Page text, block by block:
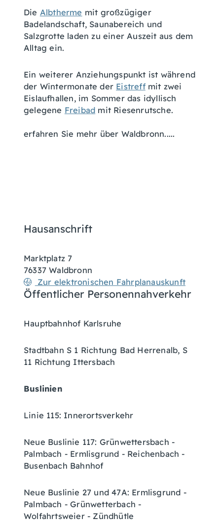
Die Albtherme mit großzügiger
Badelandschaft, Saunabereich und
Salzgrotte laden zu einer Auszeit aus dem
Alltag ein.
Ein weiterer Anziehungspunkt ist während
der Wintermonate der Eistreffmit zwei
Eislaufhallen, im Sommer das idyllisch
gelegene Freibad mit Riesenrutsche.
erfahren Sie mehr über Waldbronn.....
Hausanschrift
Marktplatz 7
76337 Waldbronn
Zur elektronischen Fahrplanauskunft
Öffentlicher Personennahverkehr
Hauptbahnhof Karlsruhe
Stadtbahn S 1 Richtung Bad Herrenalb, S
11 Richtung Ittersbach
Buslinien
Linie 115: Innerortsverkehr
Neue Buslinie 117: Grünwettersbach -
Palmbach - Ermlisgrund - Reichenbach -
Busenbach Bahnhof
Neue Buslinie 27 und 47A: Ermlisgrund -
Palmbach - Grünwetterbach -
Wolfahrtsweier - Zündhütle